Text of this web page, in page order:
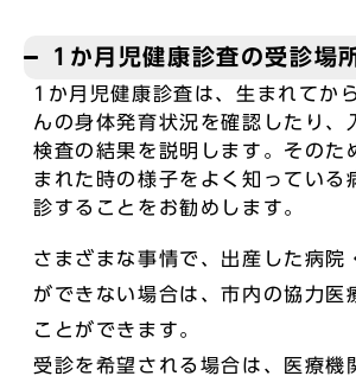
1か月児健康診査の受診場
1か月児健康診査は、生まれてか
んの身体発育状況を確認したり、
検査の結果を説明します。そのた
まれた時の様子をよく知っている
診することをお勧めします。
さまざまな事情で、出産した病院
ができない場合は、市内の協力医
ことができます。
受診を希望される場合は、医療機